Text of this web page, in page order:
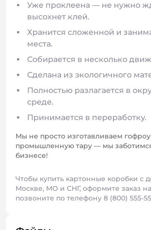
Уже проклеена — не нужно
высохнет клей.
Хранится сложенной и
места.
Собирается в несколько
Сделана из экологичного
Полностью разлагается в
среде.
Принимается в переработку.
Мы не просто изготавливаем
промышленную тару — мы
бизнесе!
Чтобы купить картонные коробки с
Москве, МО и СНГ, оформите заказ
позвоните по телефону 8 (800) 555-